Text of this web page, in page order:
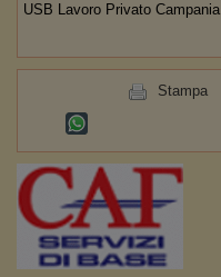
USB Lavoro Privato Campania
Stampa